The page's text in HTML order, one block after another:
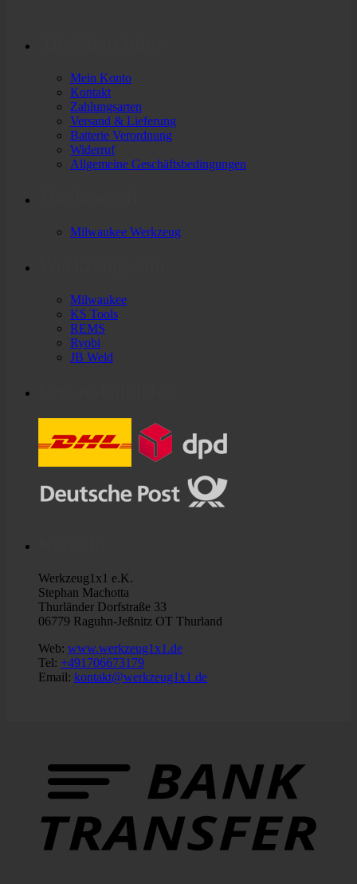
Mein Konto
Kontakt
Zahlungsarten
Versand & Lieferung
Batterie Verordnung
Widerruf
Allgemeine Geschäftsbedingungen
Milwaukee Werkzeug
Milwaukee
KS Tools
REMS
Ryobi
JB Weld
Werkzeug1x1 e.K.
Stephan Machotta
Thurländer Dorfstraße 33
06779 Raguhn-Jeßnitz OT Thurland
Web: www.werkzeug1x1.de
Tel: +491706673179
Email: kontakt@werkzeug1x1.de